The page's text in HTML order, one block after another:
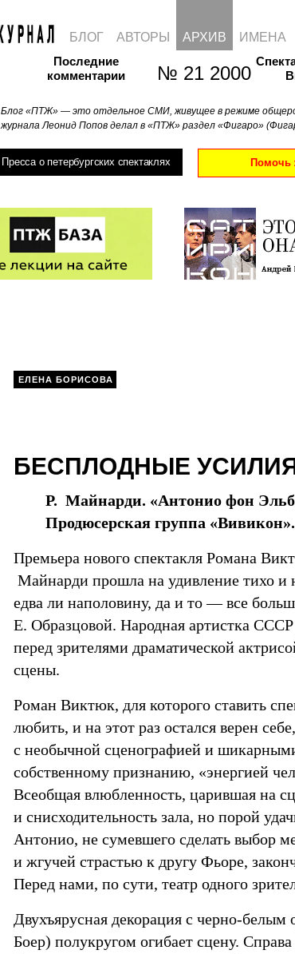
№ 21 2000
Последние
комментарии
Блог «ПТЖ» — это отдельное СМИ, живущее в режиме
журнала Леонид Попов делал в «ПТЖ» раздел «Фигаро»
Пресса о петербургских спектаклях Помочь
БЛОГ АВТОРЫ АРХИВ ИМЕНА
ЕЛЕНА БОРИСОВА
БЕСПЛОДНЫЕ
Р. Майнарди. «Антонио фон
Продюсерская группа
Премьера нового спектакля Романа
Майнарди прошла на удивление тихо и
едва ли наполовину, да и то — все
Е. Образцовой. Народная артистка
перед зрителями драматической
сцены.
Роман Виктюк, для которого ставить
любить, и на этот раз остался верен
с необычной сценографией и
собственному признанию, «энергией
Всеобщая влюбленность, царившая на
и снисходительность зала, но порой
Антонио, не сумевшего сделать выбор
и жгучей страстью к другу Фьоре,
Перед нами, по сути, театр одного
Двухъярусная декорация с черно-
Боер) полукругом огибает сцену.